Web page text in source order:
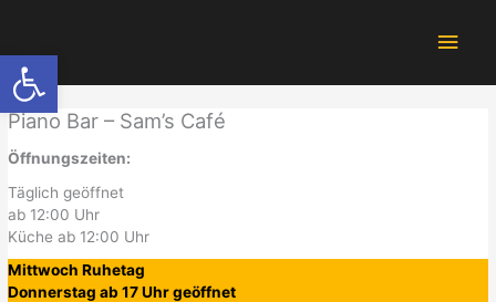
Werkzeugleiste öffnen
springen
Piano Bar – Sam’s Café
Öffnungszeiten:
Täglich geöffnet
ab 12:00 Uhr
Küche ab 12:00 Uhr
Mittwoch Ruhetag
Donnerstag ab 17 Uhr geöffnet